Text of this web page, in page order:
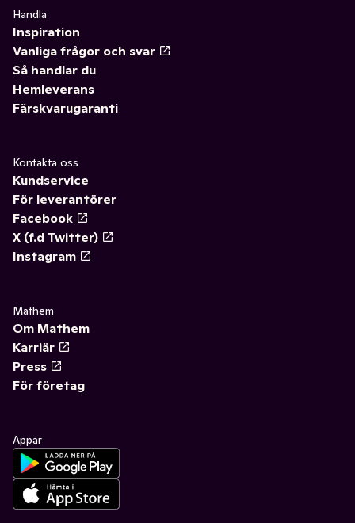
Handla
Inspiration
Vanliga frågor och svar
Så handlar du
Hemleverans
Färskvarugaranti
Kontakta oss
Kundservice
För leverantörer
Facebook
X (f.d Twitter)
Instagram
Mathem
Om Mathem
Karriär
Press
För företag
Appar